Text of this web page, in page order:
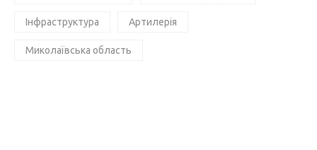
Інфраструктура Артилерія
Миколаївська область